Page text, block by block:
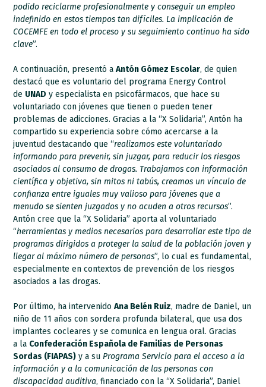
podido reciclarme profesionalmente y conseguir un empleo
indefinido en estos tiempos tan difíciles. La implicación de
COCEMFE en todo el proceso y su seguimiento continuo ha sido
clave”.
A continuación, presentó aAntón Gómez Escolar, de quien
destacó que es voluntario del programa Energy Control
de UNAD y especialista en psicofármacos, que hace su
voluntariado con jóvenes que tienen o pueden tener
problemas de adicciones. Gracias a la “X Solidaria”, Antón ha
compartido su experiencia sobre cómo acercarse a la
juventud destacando que “realizamos este voluntariado
informando para prevenir, sin juzgar, para reducir los riesgos
asociados al consumo de drogas. Trabajamos con información
científica y objetiva, sin mitos ni tabús, creamos un vínculo de
confianza entre iguales muy valioso para jóvenes que a
menudo se sienten juzgados y no acuden a otros recursos”.
Antón cree que la “X Solidaria” aporta al voluntariado
“herramientas y medios necesarios para desarrollar este tipo de
programas dirigidos a proteger la salud de la población joven y
llegar al máximo número de personas”, lo cual es fundamental,
especialmente en contextos de prevención de los riesgos
asociados a las drogas.
Por último, ha intervenidoAna Belén Ruiz, madre de Daniel, un
niño de 11 años con sordera profunda bilateral, que usa dos
implantes cocleares y se comunica en lengua oral. Gracias
a la Confederación Española de Familias de Personas
Sordas (FIAPAS) y a su Programa Servicio para el acceso a la
información y a la comunicación de las personas con
discapacidad auditiva, financiado con la “X Solidaria”, Daniel